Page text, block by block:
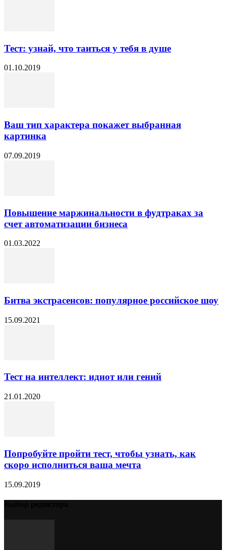
Тест: узнай, что таиться у тебя в душе
01.10.2019
Ваш тип характера покажет выбранная
картинка
07.09.2019
Повышение маржинальности в фудтраках за
счет автоматизации бизнеса
01.03.2022
Битва экстрасенсов: популярное российское шоу
15.09.2021
Тест на интеллект: идиот или гений
21.01.2020
Попробуйте пройти тест, чтобы узнать, как
скоро исполниться ваша мечта
15.09.2019